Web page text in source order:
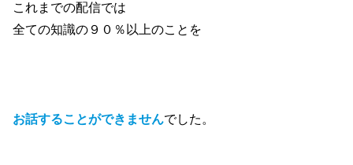
これまでの配信では
全ての知識の９０％以上のことを
お話することができませんでした。